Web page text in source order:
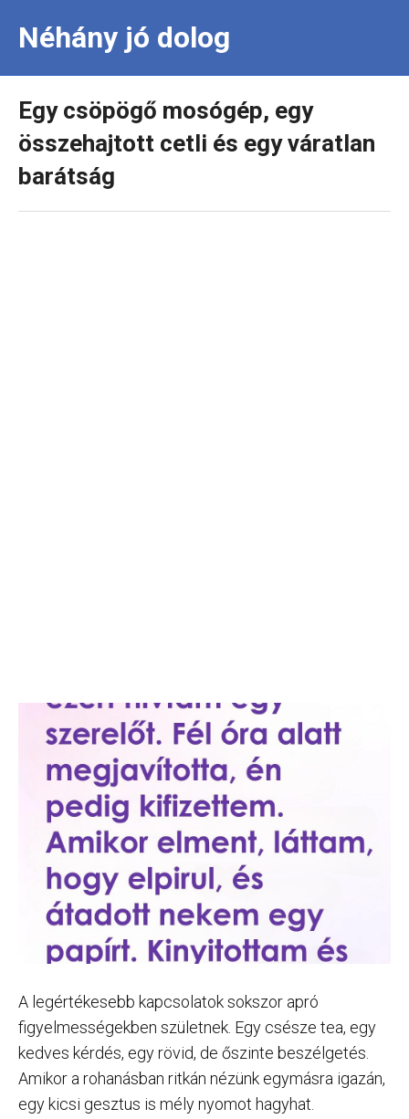
Néhány jó dolog
Egy csöpögő mosógép, egy
összehajtott cetli és egy váratlan
barátság
A legértékesebb kapcsolatok sokszor apró
figyelmességekben születnek. Egy csésze tea, egy
kedves kérdés, egy rövid, de őszinte beszélgetés.
Amikor a rohanásban ritkán nézünk egymásra igazán,
egy kicsi gesztus is mély nyomot hagyhat.